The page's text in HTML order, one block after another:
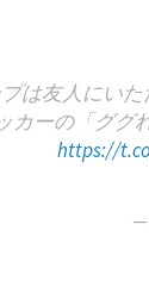
は友人にい
カーの「ググ
https://
—